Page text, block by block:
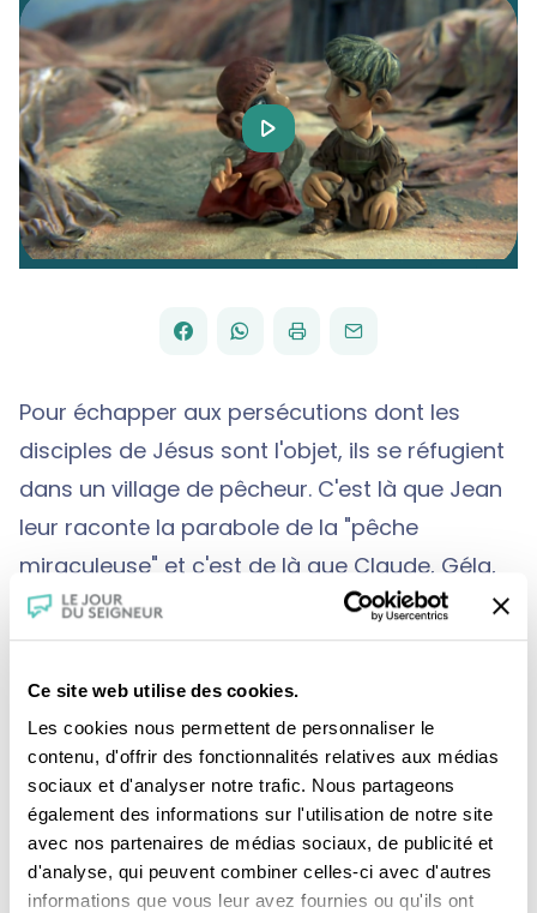
Ce site web utilise des cookies.
Les cookies nous permettent de personnaliser le
contenu, d'offrir des fonctionnalités relatives aux médias
sociaux et d'analyser notre trafic. Nous partageons
également des informations sur l'utilisation de notre site
avec nos partenaires de médias sociaux, de publicité et
d'analyse, qui peuvent combiner celles-ci avec d'autres
informations que vous leur avez fournies ou qu'ils ont
Play
Video
PARTAGER
FACEBOOK
PARTAGER
WHATSAPP
IMPRIMERENVOYER
PAR
EMAIL
Pour échapper aux persécutions dont les
disciples de Jésus sont l'objet, ils se réfugient
dans un village de pêcheur. C'est là que Jean
leur raconte la parabole de la "pêche
miraculeuse" et c'est de là que Claude, Géla,
sa mère et Gallix s'embarquent pour
annoncer la bonne nouvelle en Gaule.
Je fais un don